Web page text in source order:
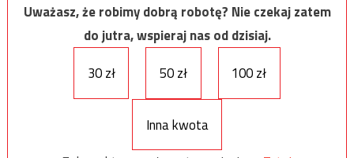
Uważasz, że robimy dobrą robotę? Nie czekaj zatem
do jutra, wspieraj nas od dzisiaj.
30 zł
50 zł 100 zł
Inna kwota